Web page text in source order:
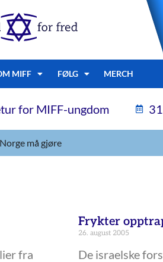
MIFF FØLG MERCH
for MIFF-ungdom
må gjøre
fra
Frykter
26. august 2005
De israelske